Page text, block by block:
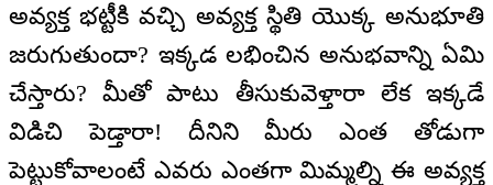
అవ్యక్త భట్టీకి వచ్చి అవ్యక్త స్థితి యొక్క అనుభూతి
జరుగుతుందా? ఇక్కడ లభించిన అనుభవాన్ని ఏమి
చేస్తారు? మీతో పాటు తీసుకువెళ్తారా లేక ఇక్కడే
విడిచి పెడ్తారా! దీనిని మీరు ఎంత తోడుగా
పెట్టుకోవాలంటే ఎవరు ఎంతగా మిమ్మల్ని ఈ అవ్యక్త